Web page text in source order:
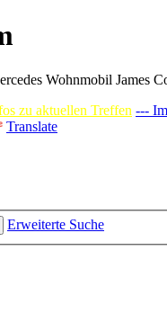
Wohnmobil James
zu aktuellen Treffen ---
Translate
Erweiterte Suche